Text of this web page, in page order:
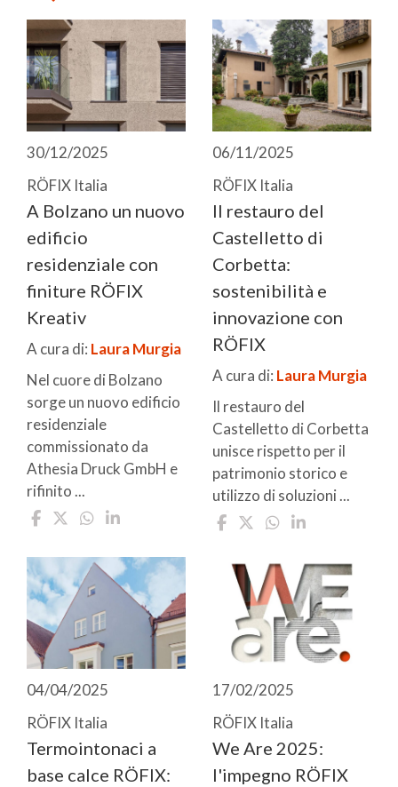
30/12/2025
RÖFIX Italia
A Bolzano un nuovo
edificio
residenziale con
finiture RÖFIX
Kreativ
A cura di: Laura Murgia
Nel cuore di Bolzano
sorge un nuovo edificio
residenziale
commissionato da
Athesia Druck GmbH e
rifinito ...
06/11/2025
RÖFIX Italia
Il restauro del
Castelletto di
Corbetta:
sostenibilità e
innovazione con
RÖFIX
A cura di: Laura Murgia
Il restauro del
Castelletto di Corbetta
unisce rispetto per il
patrimonio storico e
utilizzo di soluzioni ...
04/04/2025
RÖFIX Italia
Termointonaci a
base calce RÖFIX:
17/02/2025
RÖFIX Italia
We Are 2025:
l'impegno RÖFIX